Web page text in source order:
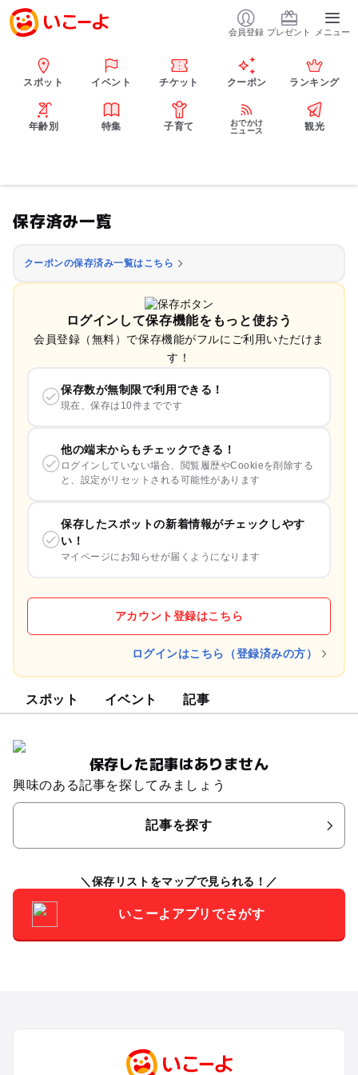
会員登録 プレゼント メニュー
スポット イベント チケット クーポン ランキング
年齢別 特集 子育て
おでかけ
ニュース
観光
保存済み一覧
クーポンの保存済み一覧はこちら
ログインして保存機能をもっと使おう
会員登録（無料）で保存機能がフルにご利用いただけま
す！
保存数が無制限で利用できる！
現在、保存は10件までです
他の端末からもチェックできる！
ログインしていない場合、閲覧履歴やCookieを削除する
と、設定がリセットされる可能性があります
保存したスポットの新着情報がチェックしやす
い！
マイページにお知らせが届くようになります
アカウント登録はこちら
ログインはこちら（登録済みの方）
スポット イベント 記事
保存した記事はありません
興味のある記事を探してみましょう
記事を探す
保存リストをマップで見られる！
いこーよアプリでさがす